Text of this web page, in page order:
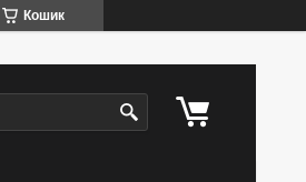
Кошик